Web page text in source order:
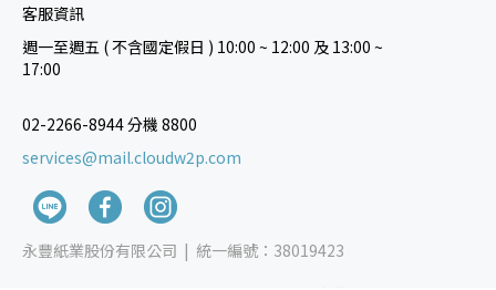
客服資訊
週一至週五 ( 不含國定假日 ) 10:00 ~ 12:00 及 13:00 ~
17:00
02-2266-8944 分機 8800
services@mail.cloudw2p.com
永豐紙業股份有限公司 | 統一編號：38019423